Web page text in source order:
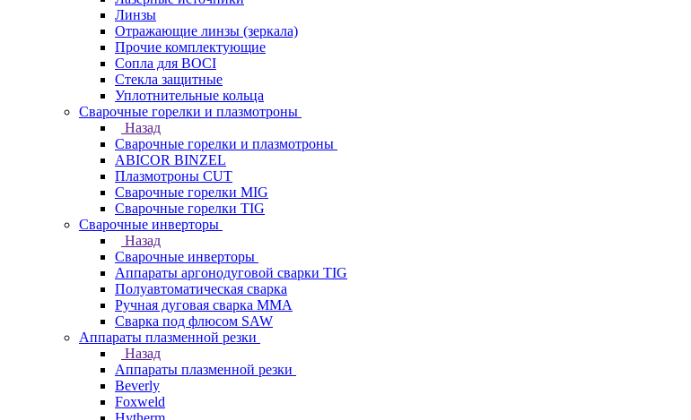
Линзы
Отражающие линзы (зеркала)
Прочие комплектующие
Сопла для BOCI
Стекла защитные
Уплотнительные кольца
Сварочные горелки и плазмотроны
Назад
Сварочные горелки и плазмотроны
ABICOR BINZEL
Плазмотроны CUT
Сварочные горелки MIG
Сварочные горелки TIG
Сварочные инверторы
Назад
Сварочные инверторы
Аппараты аргонодуговой сварки TIG
Полуавтоматическая сварка
Ручная дуговая сварка MMA
Сварка под флюсом SAW
Аппараты плазменной резки
Назад
Аппараты плазменной резки
Beverly
Foxweld